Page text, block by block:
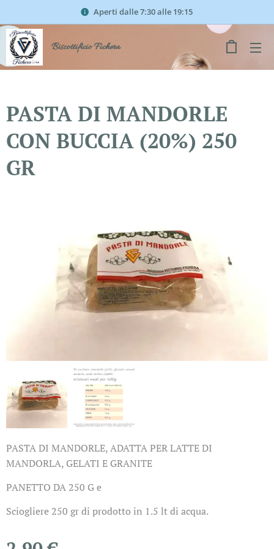
Aperti dalle 7:30 alle 19:15
Biscottificio Fichera
PASTA DI MANDORLE
CON BUCCIA (20%) 250
GR
PASTA DI MANDORLE, ADATTA PER LATTE DI
MANDORLA, GELATI E GRANITE
PANETTO DA 250 G e
Sciogliere 250 gr di prodotto in 1.5 lt di acqua.